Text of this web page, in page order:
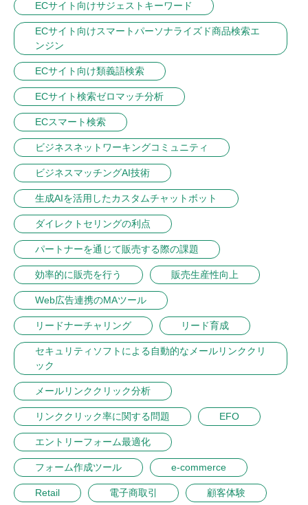
ECサイト向けサジェストキーワード
ECサイト向けスマートパーソナライズド商品検索エ
ンジン
ECサイト向け類義語検索
ECサイト検索ゼロマッチ分析
ECスマート検索
ビジネスネットワーキングコミュニティ
ビジネスマッチングAI技術
生成AIを活用したカスタムチャットボット
ダイレクトセリングの利点
パートナーを通じて販売する際の課題
効率的に販売を行う 販売生産性向上
Web広告連携のMAツール
リードナーチャリング リード育成
セキュリティソフトによる自動的なメールリンククリ
ック
メールリンククリック分析
リンククリック率に関する問題 EFO
エントリーフォーム最適化
フォーム作成ツール e-commerce
Retail 電子商取引 顧客体験